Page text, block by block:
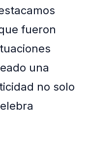
fueron
una
no solo